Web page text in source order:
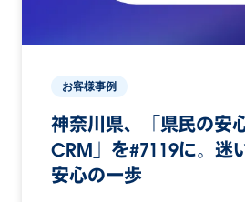
お客様事例
神奈川県、「県民の安
CRM」を#7119に。迷
安心の一歩